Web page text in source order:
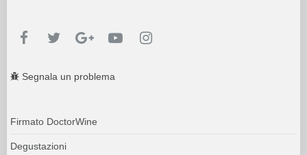
Segnala un problema
Firmato DoctorWine
Degustazioni